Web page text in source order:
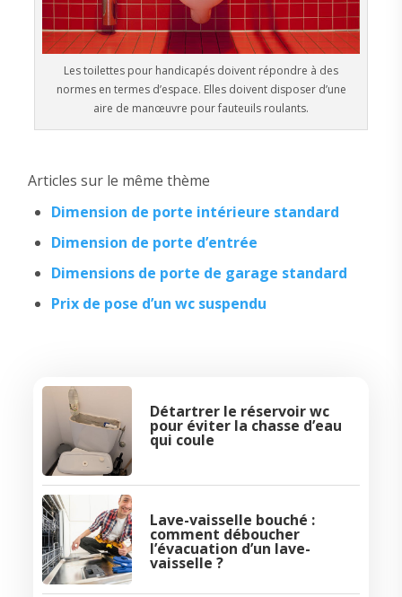
Les toilettes pour handicapés doivent répondre à des
normes en termes d’espace. Elles doivent disposer d’une
aire de manœuvre pour fauteuils roulants.
Articles sur le même thème
Dimension de porte intérieure standard
Dimension de porte d’entrée
Dimensions de porte de garage standard
Prix de pose d’un wc suspendu
Détartrer le réservoir wc
pour éviter la chasse d’eau
qui coule
Lave-vaisselle bouché :
comment déboucher
l’évacuation d’un lave-
vaisselle ?